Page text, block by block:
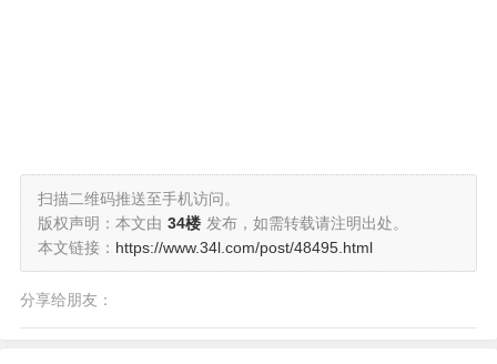
扫描二维码推送至手机访问。
版权声明：本文由 34楼 发布，如需转载请注明出处。
本文链接： https://www.34l.com/post/48495.html
分享给朋友：